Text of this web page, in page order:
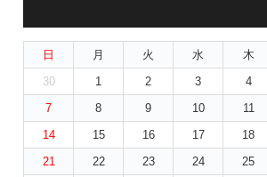
日 月 火 水 木
30
1 2 3 4
7
8 9 10 11
14
15 16 17 18
21
22 23 24 25